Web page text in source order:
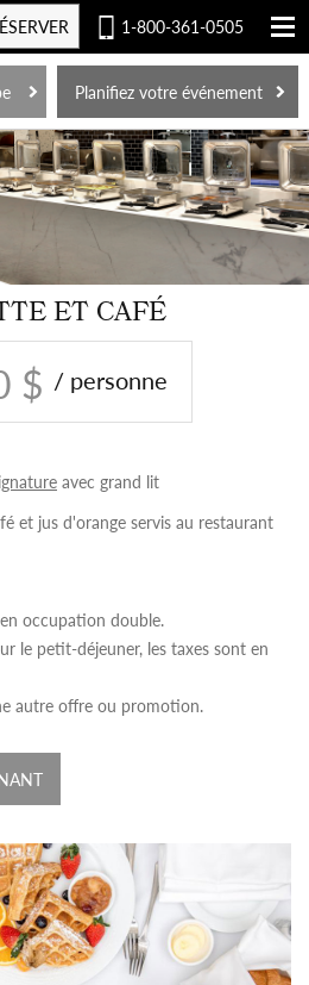
EN
1-800-361-0505
Planifiez votre événement
ET CAFÉ
$ / personne
avec grand lit
et jus d'orange servis au restaurant
occupation double.
le petit-déjeuner, les taxes sont en
autre offre ou promotion.